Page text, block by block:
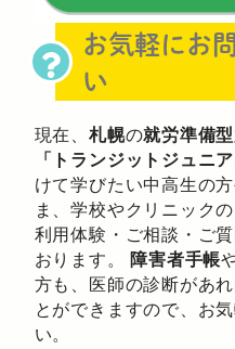
お気軽にお
い
現在、 札幌の就労準備
「トランジットジュニア
けて学びたい中高生の
ま、学校やクリニック
利用体験・ご相談・ご
おります。 障害者手帳
方も、医師の診断があ
とができますので、お
い。